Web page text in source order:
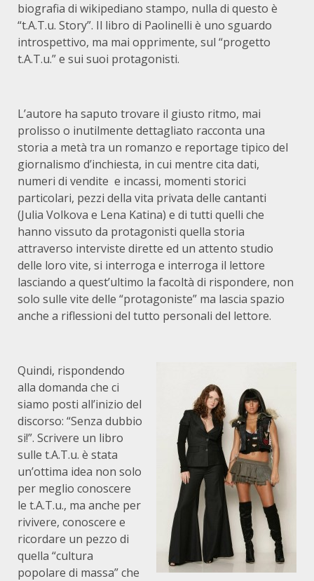
biografia di wikipediano stampo, nulla di questo è
“t.A.T.u. Story”. Il libro di Paolinelli è uno sguardo
introspettivo, ma mai opprimente, sul “progetto
t.A.T.u.” e sui suoi protagonisti.
L’autore ha saputo trovare il giusto ritmo, mai
prolisso o inutilmente dettagliato racconta una
storia a metà tra un romanzo e reportage tipico del
giornalismo d’inchiesta, in cui mentre cita dati,
numeri di vendite e incassi, momenti storici
particolari, pezzi della vita privata delle cantanti
(Julia Volkova e Lena Katina) e di tutti quelli che
hanno vissuto da protagonisti quella storia
attraverso interviste dirette ed un attento studio
delle loro vite, si interroga e interroga il lettore
lasciando a quest’ultimo la facoltà di rispondere, non
solo sulle vite delle “protagoniste” ma lascia spazio
anche a riflessioni del tutto personali del lettore.
Quindi, rispondendo
alla domanda che ci
siamo posti all’inizio del
discorso: “Senza dubbio
si!”. Scrivere un libro
sulle t.A.T.u. è stata
un’ottima idea non solo
per meglio conoscere
le t.A.T.u., ma anche per
rivivere, conoscere e
ricordare un pezzo di
quella “cultura
popolare di massa” che